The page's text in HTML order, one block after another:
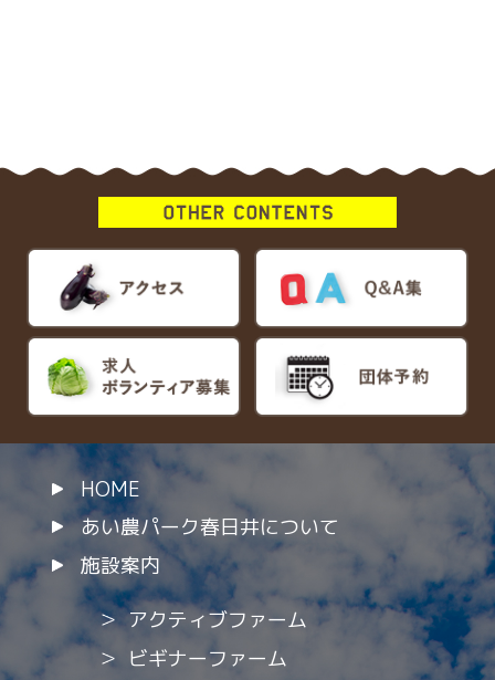
HOME
あい農パーク春日井について
施設案内
アクティブファーム
ビギナーファーム